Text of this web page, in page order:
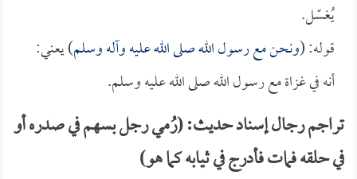
يُغسّل.
قوله: (ونحن مع رسول الله صلى الله عليه وآله وسلم) يعني:
أنه في غزاة مع رسول الله صلى الله عليه وسلم.
تراجم رجال إسناد حديث: (رُمي رجل بسهم في صدره أو
في حلقه فمات فأدرج في ثيابه كما هو)